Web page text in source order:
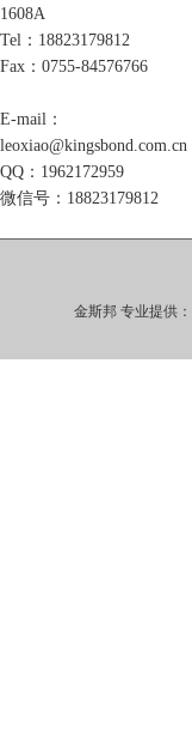
1608A
Tel：18823179812
Fax：0755-84576766
E-mail：
leoxiao@kingsbond.com.cn
QQ：1962172959
微信号：18823179812
金斯邦 专业提供：